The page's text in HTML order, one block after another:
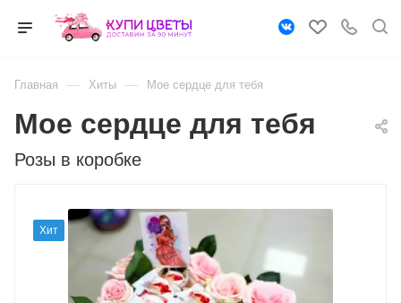
Главная — Хиты — Мое сердце для тебя
Розы в коробке
Мое сердце для тебя
Хит